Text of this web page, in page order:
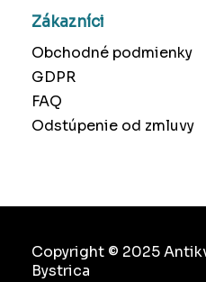
Zákazníci
Obchodné podmienky
GDPR
FAQ
Odstúpenie od zmluvy
Copyright © 2025
Bystrica